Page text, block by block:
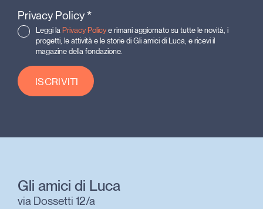
Privacy Policy*
Leggi la Privacy Policye rimani aggiornato su tutte le novità, i
progetti, le attività e le storie di Gli amici di Luca, e ricevi il
magazine della fondazione.
ISCRIVITI
Gli amici di Luca
via Dossetti 12/a